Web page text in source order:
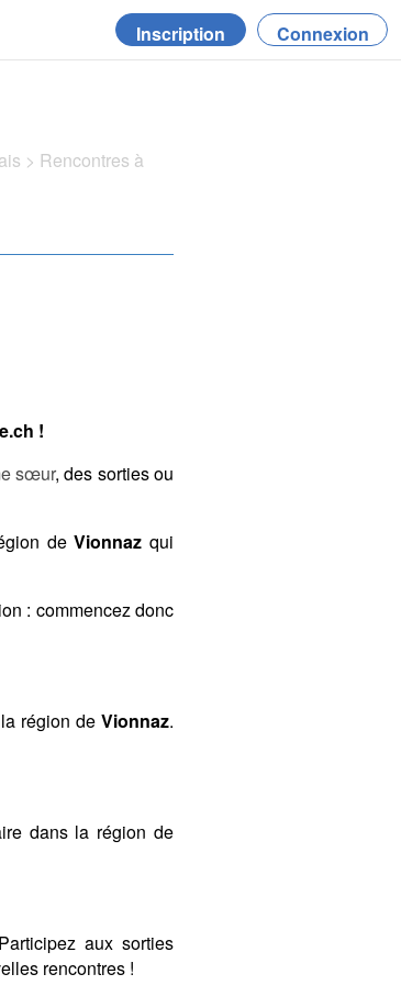
Inscription Connexion
> Rencontres à
!
sœur, des sorties ou
deVionnaz qui
: commencez donc
région de Vionnaz.
dans la région de
aux sorties
rencontres !